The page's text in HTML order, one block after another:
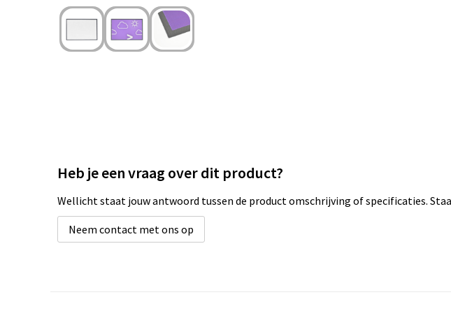
Heb je een vraag over dit product?
Wellicht staat jouw antwoord tussen de product omschrijving of specificaties.
Neem contact met ons op